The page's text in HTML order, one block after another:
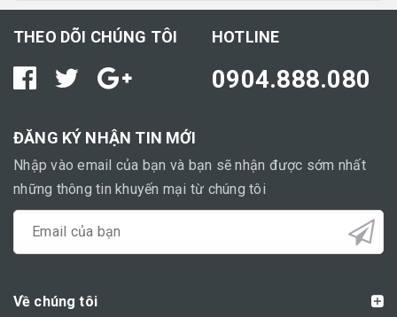
THEO DÕI CHÚNG TÔI HOTLINE
0904.888.080
ĐĂNG KÝ NHẬN TIN MỚI
Nhập vào email của bạn và bạn sẽ nhận được sớm nhất
những thông tin khuyến mại từ chúng tôi
Về chúng tôi